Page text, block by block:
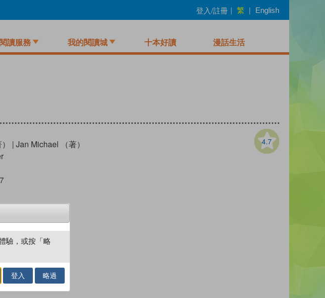
登入/註冊 | 繁 | English
閱讀服務 我的閱讀城 十本好讀 漫話生活
4.7
| Jan Michael （著）
加入閱讀紀錄
驗，或按「略
登入 略過